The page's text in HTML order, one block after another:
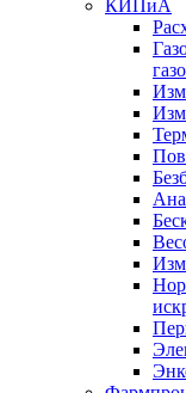
КИПиА